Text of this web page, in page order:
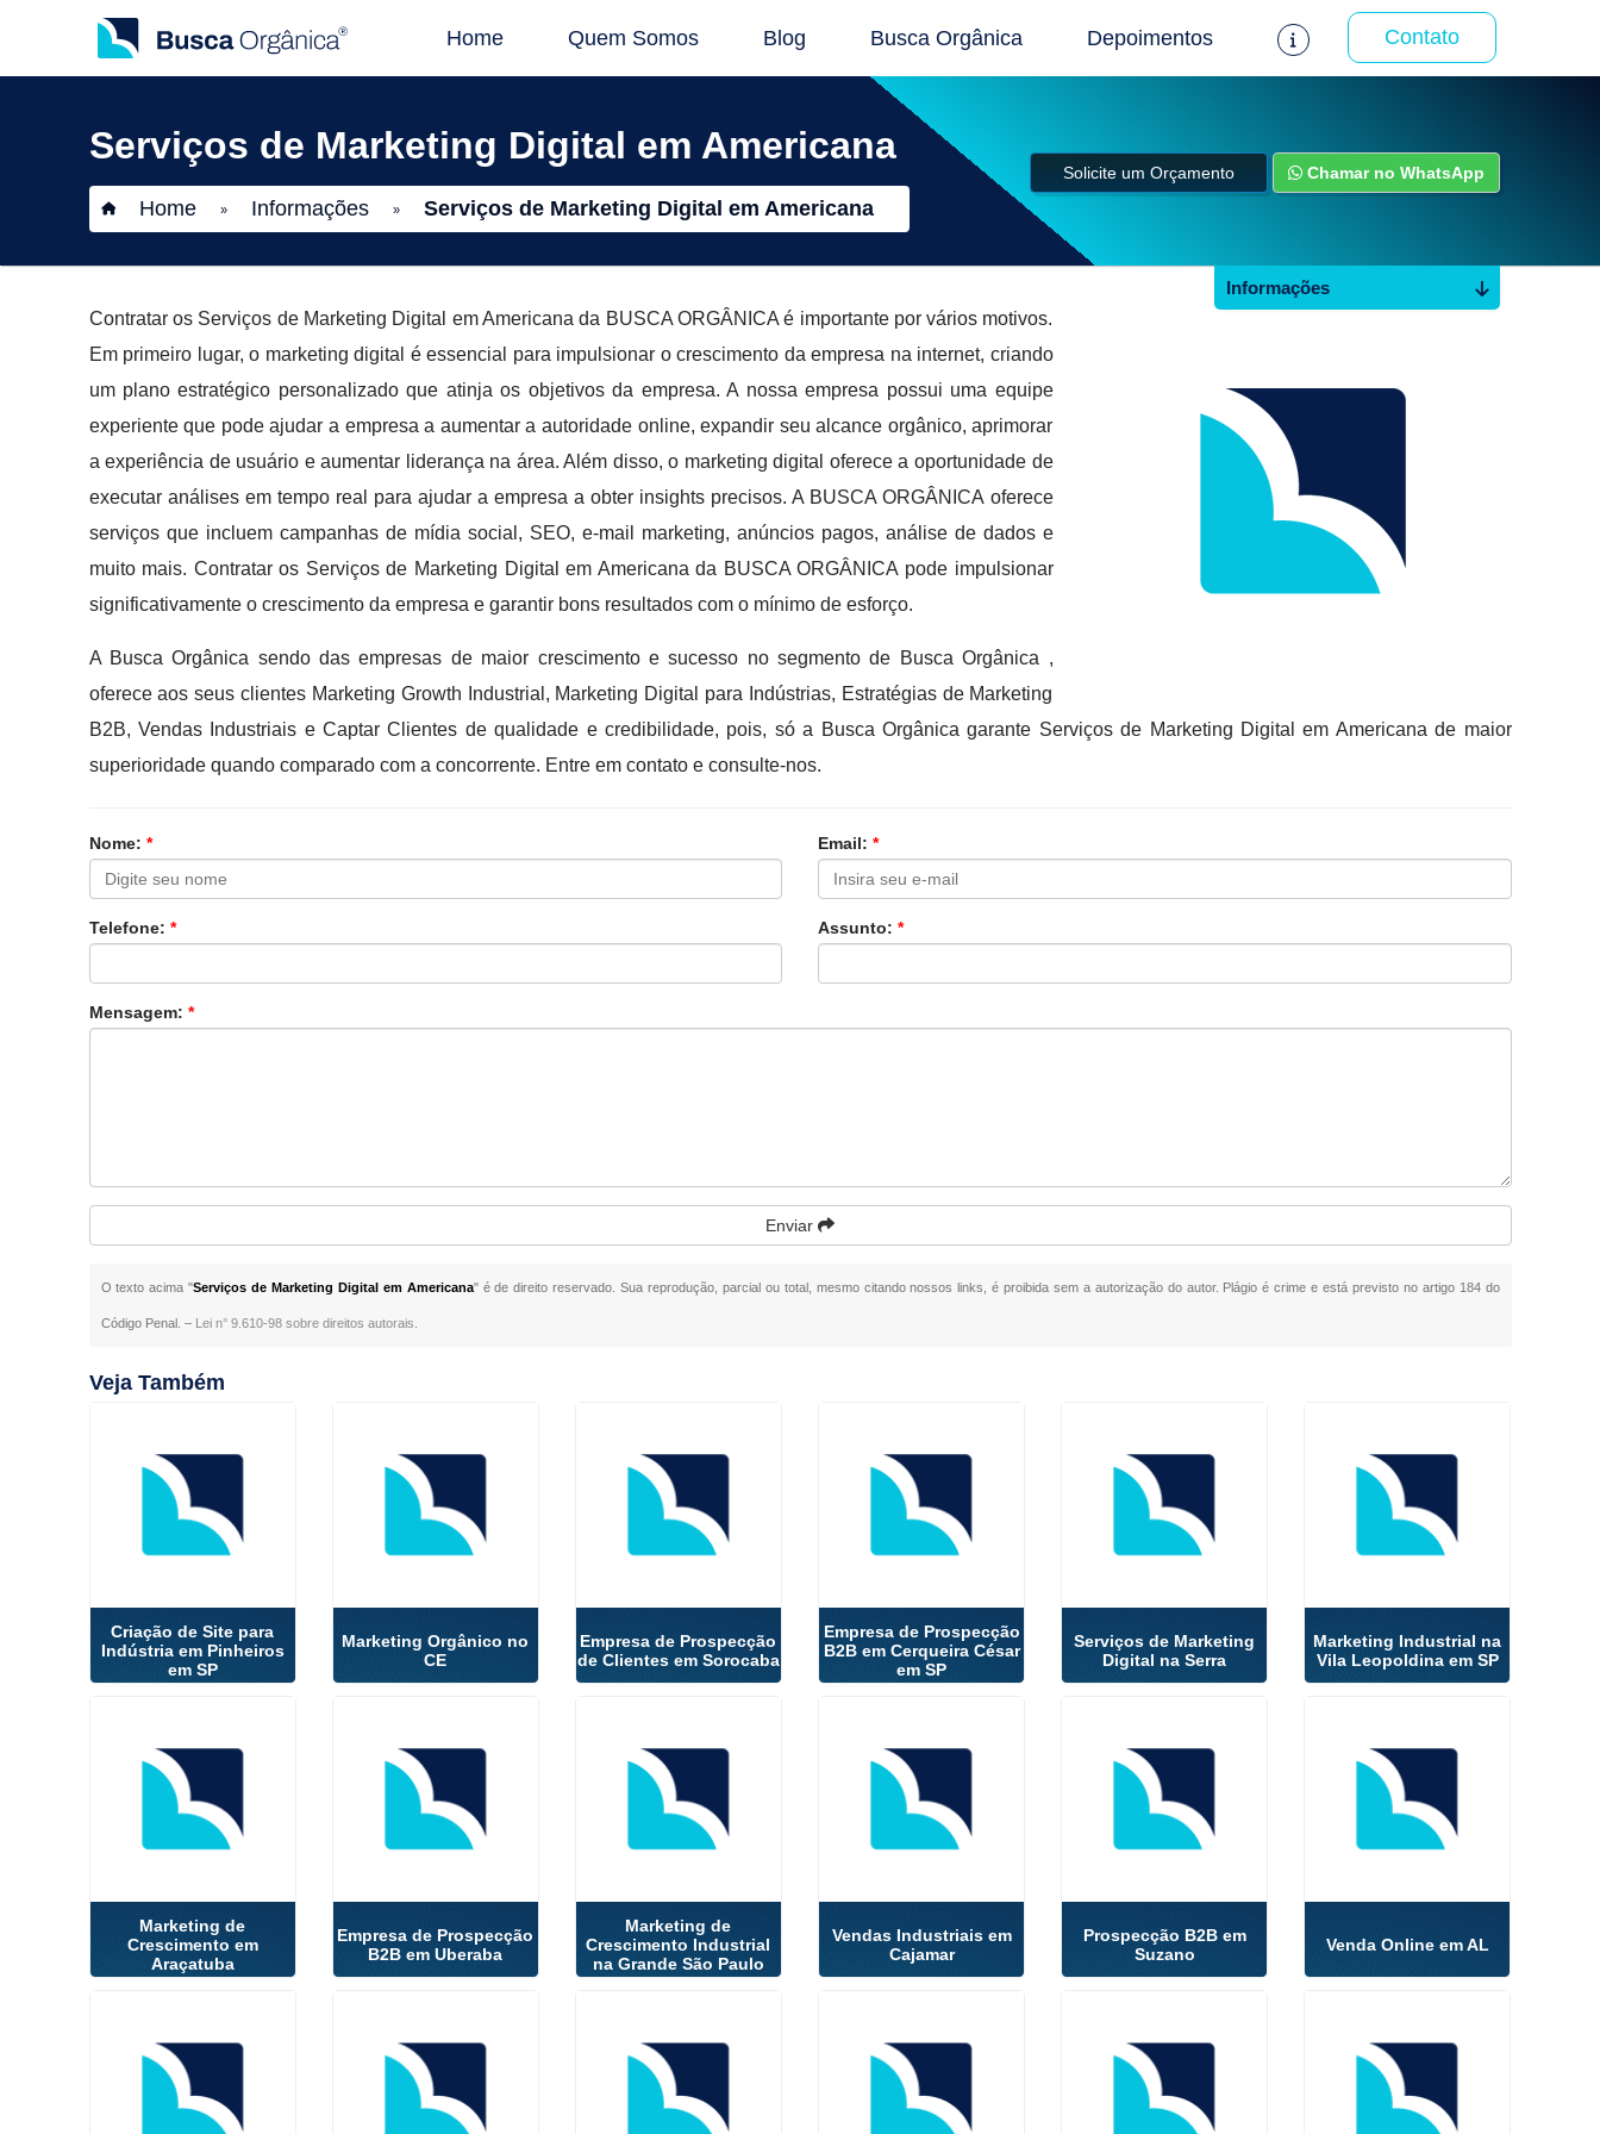
Home Quem Somos Blog Busca Orgânica Depoimentos Contato
Serviços de Marketing Digital em Americana
Home » Informações » Serviços de Marketing Digital em Americana
Solicite um Orçamento Chamar no WhatsApp
Contratar os Serviços de Marketing Digital em Americana da BUSCA ORGÂNICA é importante por vários motivos.
Em primeiro lugar, o marketing digital é essencial para impulsionar o crescimento da empresa na internet, criando
um plano estratégico personalizado que atinja os objetivos da empresa. A nossa empresa possui uma equipe
experiente que pode ajudar a empresa a aumentar a autoridade online, expandir seu alcance orgânico, aprimorar
a experiência de usuário e aumentar liderança na área. Além disso, o marketing digital oferece a oportunidade de
executar análises em tempo real para ajudar a empresa a obter insights precisos. A BUSCA ORGÂNICA oferece
serviços que incluem campanhas de mídia social, SEO, e-mail marketing, anúncios pagos, análise de dados e
muito mais. Contratar os Serviços de Marketing Digital em Americana da BUSCA ORGÂNICA pode impulsionar
significativamente o crescimento da empresa e garantir bons resultados com o mínimo de esforço.
A Busca Orgânica sendo das empresas de maior crescimento e sucesso no segmento de Busca Orgânica ,
oferece aos seus clientes Marketing Growth Industrial, Marketing Digital para Indústrias, Estratégias de Marketing
B2B, Vendas Industriais e Captar Clientes de qualidade e credibilidade, pois, só a Busca Orgânica garante Serviços de Marketing Digital em Americana de maior
superioridade quando comparado com a concorrente. Entre em contato e consulte-nos.
Nome: * Email: *
Telefone: * Assunto: *
Mensagem: *
Enviar
O texto acima "Serviços de Marketing Digital em Americana" é de direito reservado. Sua reprodução, parcial ou total, mesmo citando nossos links, é proibida sem a autorização do autor. Plágio é crime e está previsto no artigo 184 do
Código Penal. – Lei n° 9.610-98 sobre direitos autorais
Informações
Veja Também
Criação de Site para
Indústria em Pinheiros
em SP
Marketing Orgânico no
CE
Empresa de Prospecção
de Clientes em Sorocaba
Empresa de Prospecção
B2B em Cerqueira César
em SP
Serviços de Marketing
Digital na Serra
Marketing Industrial na
Vila Leopoldina em SP
Marketing de
Crescimento em
Araçatuba
Empresa de Prospecção
B2B em Uberaba
Marketing de
Crescimento Industrial
na Grande São Paulo
Vendas Industriais em
Cajamar
Prospecção B2B em
Suzano
Venda Online em AL